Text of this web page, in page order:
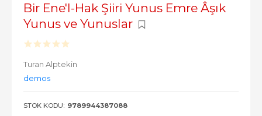
Bir Ene'l-Hak Şiiri Yunus Emre Âşık
Yunus ve Yunuslar
Turan Alptekin
demos
STOK KODU: 9789944387088